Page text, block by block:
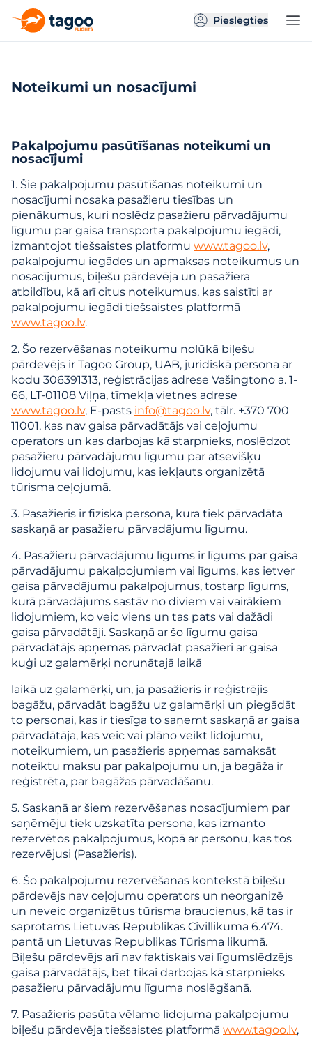
Pieslēgties
Noteikumi un nosacījumi
Pakalpojumu pasūtīšanas noteikumi un
nosacījumi
1. Šie pakalpojumu pasūtīšanas noteikumi un
nosacījumi nosaka pasažieru tiesības un
pienākumus, kuri noslēdz pasažieru pārvadājumu
līgumu par gaisa transporta pakalpojumu iegādi,
izmantojot tiešsaistes platformu www.tagoo.lv,
pakalpojumu iegādes un apmaksas noteikumus un
nosacījumus, biļešu pārdevēja un pasažiera
atbildību, kā arī citus noteikumus, kas saistīti ar
pakalpojumu iegādi tiešsaistes platformā
www.tagoo.lv.
2. Šo rezervēšanas noteikumu nolūkā biļešu
pārdevējs ir Tagoo Group, UAB, juridiskā persona ar
kodu 306391313, reģistrācijas adrese Vašingtono a. 1-
66, LT-01108 Viļņa, tīmekļa vietnes adrese
www.tagoo.lv, E-pasts info@tagoo.lv, tālr. +370 700
11001, kas nav gaisa pārvadātājs vai ceļojumu
operators un kas darbojas kā starpnieks, noslēdzot
pasažieru pārvadājumu līgumu par atsevišķu
lidojumu vai lidojumu, kas iekļauts organizētā
tūrisma ceļojumā.
3. Pasažieris ir fiziska persona, kura tiek pārvadāta
saskaņā ar pasažieru pārvadājumu līgumu.
4. Pasažieru pārvadājumu līgums ir līgums par gaisa
pārvadājumu pakalpojumiem vai līgums, kas ietver
gaisa pārvadājumu pakalpojumus, tostarp līgums,
kurā pārvadājums sastāv no diviem vai vairākiem
lidojumiem, ko veic viens un tas pats vai dažādi
gaisa pārvadātāji. Saskaņā ar šo līgumu gaisa
pārvadātājs apņemas pārvadāt pasažieri ar gaisa
kuģi uz galamērķi norunātajā laikā
laikā uz galamērķi, un, ja pasažieris ir reģistrējis
bagāžu, pārvadāt bagāžu uz galamērķi un piegādāt
to personai, kas ir tiesīga to saņemt saskaņā ar gaisa
pārvadātāja, kas veic vai plāno veikt lidojumu,
noteikumiem, un pasažieris apņemas samaksāt
noteiktu maksu par pakalpojumu un, ja bagāža ir
reģistrēta, par bagāžas pārvadāšanu.
5. Saskaņā ar šiem rezervēšanas nosacījumiem par
saņēmēju tiek uzskatīta persona, kas izmanto
rezervētos pakalpojumus, kopā ar personu, kas tos
rezervējusi (Pasažieris).
6. Šo pakalpojumu rezervēšanas kontekstā biļešu
pārdevējs nav ceļojumu operators un neorganizē
un neveic organizētus tūrisma braucienus, kā tas ir
saprotams Lietuvas Republikas Civillikuma 6.474.
pantā un Lietuvas Republikas Tūrisma likumā.
Biļešu pārdevējs arī nav faktiskais vai līgumslēdzējs
gaisa pārvadātājs, bet tikai darbojas kā starpnieks
pasažieru pārvadājumu līguma noslēgšanā.
7. Pasažieris pasūta vēlamo lidojuma pakalpojumu
biļešu pārdevēja tiešsaistes platformā www.tagoo.lv,